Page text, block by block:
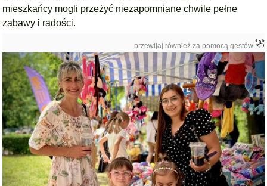
mieszkańcy mogli przeżyć niezapomniane chwile pełne
zabawy i radości.
przewijaj również za pomocą gestów